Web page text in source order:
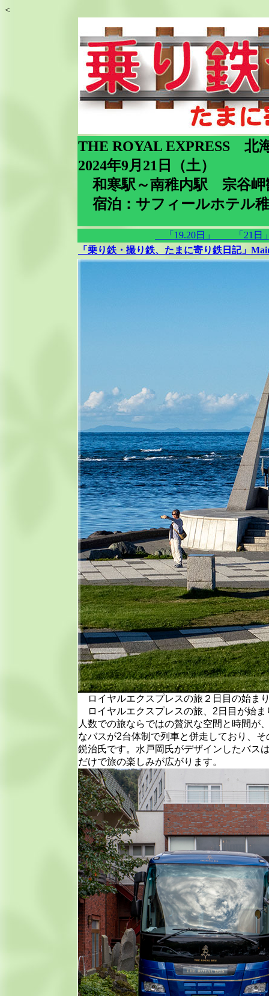
<
THE ROYAL EXPRESS 北
2024年9月21日（土）
和寒駅～南稚内駅 宗谷岬
宿泊：サフィールホテル
「19.20日」
「21
「乗り鉄・撮り鉄、たまに寄り鉄日記」
ロイヤルエクスプレスの旅２日目の始ま
ロイヤルエクスプレスの旅、2日目が始
人数での旅ならではの贅沢な空間と時間が
なバスが2台体制で列車と併走しており、
鋭治氏です。水戸岡氏がデザインしたバス
だけで旅の楽しみが広がります。